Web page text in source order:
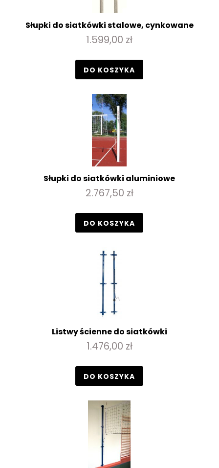
Słupki do siatkówki stalowe, cynkowane
1.599,00 zł
DO KOSZYKA
Słupki do siatkówki aluminiowe
2.767,50 zł
DO KOSZYKA
Listwy ścienne do siatkówki
1.476,00 zł
DO KOSZYKA